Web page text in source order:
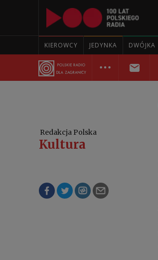
KIEROWCY JEDYNKA DWÓJKA
Redakcja Polska
Kultura